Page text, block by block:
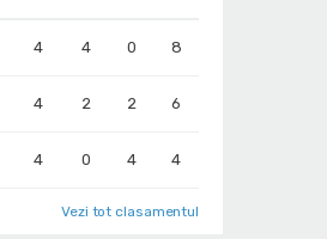
4 4 0 8
4 2 2 6
4 0 4 4
Vezi tot clasamentul